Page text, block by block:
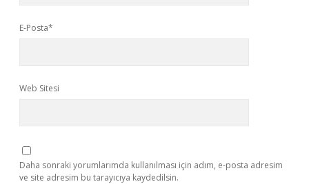
E-Posta*
Web Sitesi
Daha sonraki yorumlarımda kullanılması için adım, e-posta adresim
ve site adresim bu tarayıcıya kaydedilsin.